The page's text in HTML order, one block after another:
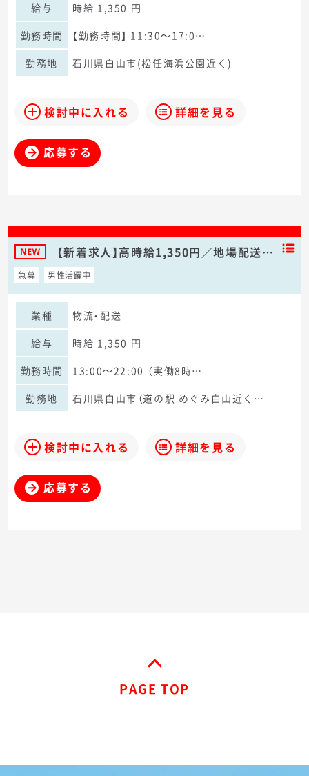
給与
時給 1,350 円
勤務時間
【勤務時間】 11:30～17:0…
勤務地
石川県白山市(松任海浜公園近く)
検討中に入れる 詳細を見る
応募する
【新着求人】高時給1,350円／地場配送…
急募 男性活躍中
業種
物流・配送
給与
時給 1,350 円
勤務時間
13:00～22:00 （実働8時…
勤務地
石川県白山市（道の駅 めぐみ白山近く…
検討中に入れる 詳細を見る
応募する
PAGE TOP